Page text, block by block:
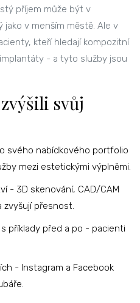
příjem může být v
v menším městě. Ale v
kteří hledají kompozitní
- a tyto služby jsou
svůj
svého nabídkového portfolio
mezi estetickými výplněmi.
- 3D skenování, CAD/CAM
zvyšují přesnost.
příklady před a po - pacienti
- Instagram a Facebook